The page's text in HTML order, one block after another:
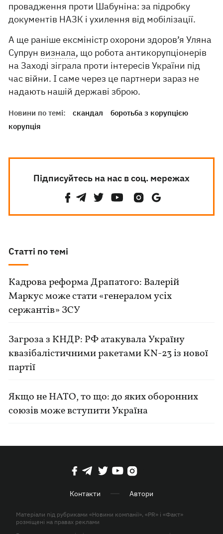
провадження проти Шабуніна: за підробку
документів НАЗК і ухилення від мобілізації.
А ще раніше ексміністр охорони здоров’я Уляна
Супрун визнала, що робота антикорупціонерів
на Заході зіграла проти інтересів України під
час війни. І саме через це партнери зараз не
надають нашій державі зброю.
Новини по темі: скандал
боротьба з корупцією
корупція
Підписуйтесь на нас в соц. мережах
Статті по темі
Кадрова реформа Драпатого: Валерій
Маркус може стати «генералом усіх
сержантів» ЗСУ
Загроза з КНДР: РФ атакувала Україну
квазібалістичними ракетами KN-23 із нової
партії
Якщо не НАТО, то що: до яких оборонних
союзів може вступити Україна
Контакти Автори
Матеріали під рубриками «Новини компанії», «PR» і «Факт»
розміщені на правах реклами